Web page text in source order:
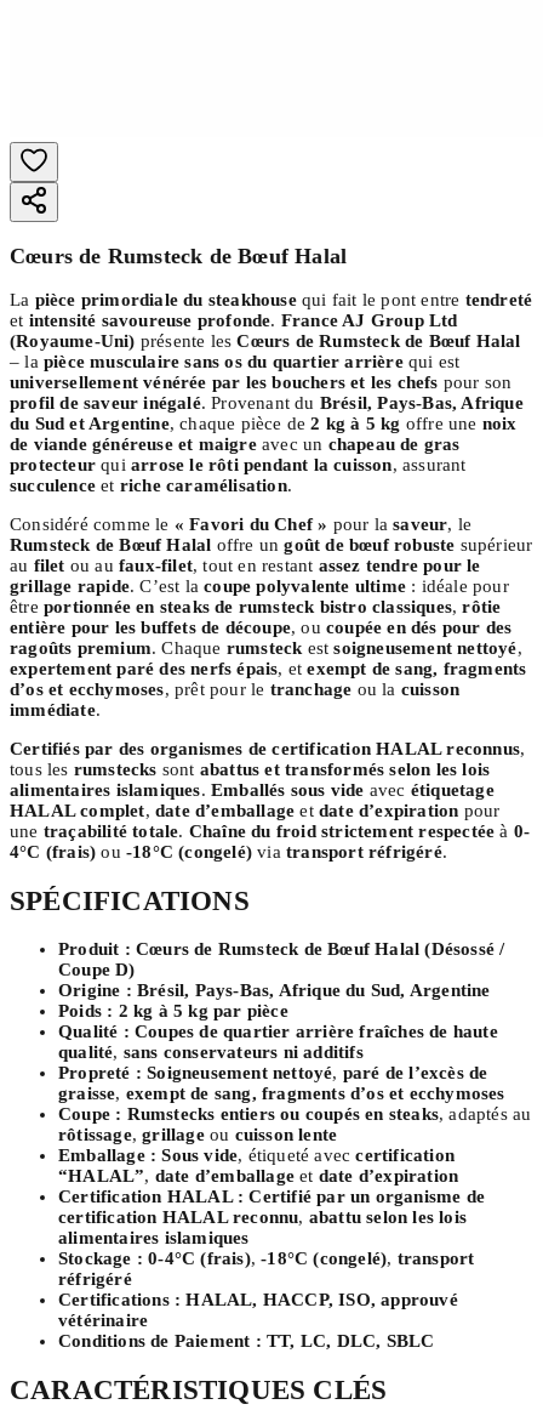
Cœurs de Rumsteck de Bœuf Halal
La pièce primordiale du steakhousequi fait le pont entre tendreté
et intensité savoureuse profonde. France AJ Group Ltd
(Royaume-Uni) présente lesCœurs de Rumsteck de Bœuf Halal
– la pièce musculaire sans os du quartier arrièrequi est
universellement vénérée par les bouchers et les chefs pour son
profil de saveur inégalé. Provenant du Brésil, Pays-Bas, Afrique
du Sud et Argentine, chaque pièce de2 kg à 5 kg offre une noix
de viande généreuse et maigreavec un chapeau de gras
protecteur qui arrose le rôti pendant la cuisson, assurant
succulence et riche caramélisation.
Considéré comme le « Favori du Chef » pour lasaveur, le
Rumsteck de Bœuf Halal offre ungoût de bœuf robuste supérieur
au filet ou aufaux-filet, tout en restant assez tendre pour le
grillage rapide. C’est lacoupe polyvalente ultime : idéale pour
être portionnée en steaks de rumsteck bistro classiques,rôtie
entière pour les buffets de découpe, ou coupée en dés pour des
ragoûts premium. Chaque rumsteck estsoigneusement nettoyé,
expertement paré des nerfs épais, etexempt de sang, fragments
d’os et ecchymoses, prêt pour le tranchage ou la cuisson
immédiate.
Certifiés par des organismes de certification HALAL reconnus,
tous les rumstecks sont abattus et transformés selon les lois
alimentaires islamiques.Emballés sous vide avec étiquetage
HALAL complet,date d’emballage etdate d’expiration pour
une traçabilité totale. Chaîne du froid strictement respectée à 0-
4°C (frais) ou-18°C (congelé) viatransport réfrigéré.
SPÉCIFICATIONS
Produit : Cœurs de Rumsteck de Bœuf Halal (Désossé /
Coupe D)
Origine : Brésil, Pays-Bas, Afrique du Sud, Argentine
Poids : 2 kg à 5 kg par pièce
Qualité : Coupes de quartier arrière fraîches de haute
qualité, sans conservateurs ni additifs
Propreté : Soigneusement nettoyé, paré de l’excès de
graisse, exempt de sang, fragments d’os et ecchymoses
Coupe : Rumstecks entiers ou coupés en steaks, adaptés au
rôtissage,grillageou cuisson lente
Emballage : Sous vide, étiqueté aveccertification
“HALAL”, date d’emballage et date d’expiration
Certification HALAL : Certifié par un organisme de
certification HALAL reconnu, abattu selon les lois
alimentaires islamiques
Stockage : 0-4°C (frais),-18°C (congelé), transport
réfrigéré
Certifications : HALAL, HACCP, ISO, approuvé
vétérinaire
Conditions de Paiement : TT, LC, DLC, SBLC
CARACTÉRISTIQUES CLÉS